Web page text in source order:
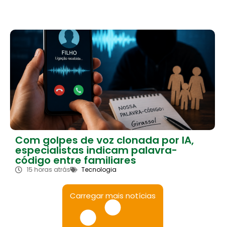
Com golpes de voz clonada por IA,
especialistas indicam palavra-
código entre familiares
15 horas atrás Tecnologia
Carregar mais notícias